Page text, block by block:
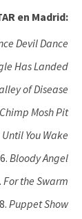
en Madrid:
Devil Dance
Has Landed
of Disease
Chimp Mosh Pit
You Wake
Bloody Angel
For the Swarm
Puppet Show